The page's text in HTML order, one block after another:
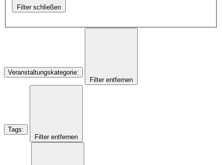
Filter schließen
Veranstaltungskategorie:
Filter entfernen
Tags:
Filter entfernen